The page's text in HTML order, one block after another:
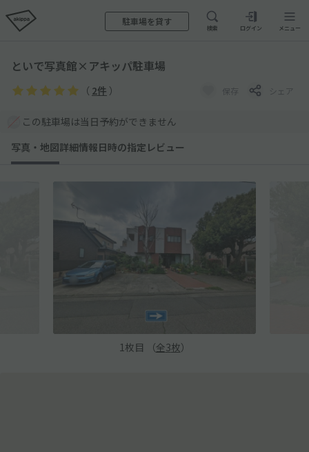
駐車場を貸す
検索 ログイン メニュー
といで写真館×アキッパ駐車場
（ 2件 ） 保存 シェア
この駐車場は当日予約ができません
写真・地図詳細情報日時の指定 レビュー
1 枚目 （全3枚）